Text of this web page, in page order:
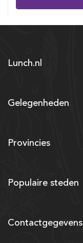
Lunch.nl
Gelegenheden
Provincies
Populaire steden
Contactgegevens